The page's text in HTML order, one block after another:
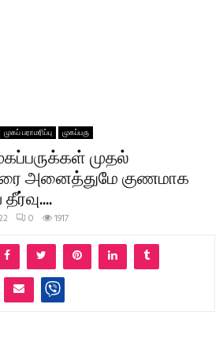
முகப் பராமரிப்பு முகப்பரு
முதல்
அனைத்துமே குணமாக
0 1917